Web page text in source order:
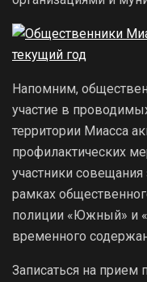
Напомним,
участие в
территории Миасса
профилактических
участники
рамках
полиции «Южный» и
временного
Записаться на прием